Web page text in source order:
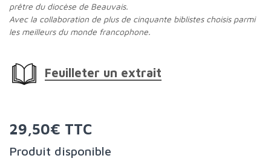
prêtre du diocèse de Beauvais.
Avec la collaboration de plus de cinquante biblistes choisis parmi
les meilleurs du monde francophone.
Feuilleter un extrait
29,50€ TTC
Produit disponible